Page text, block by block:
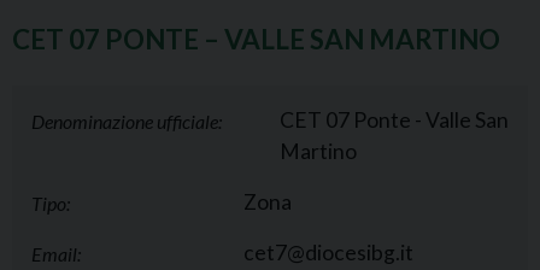
CET 07 PONTE – VALLE SAN MARTINO
Denominazione ufficiale:
CET 07 Ponte - Valle San
Martino
Tipo: Zona
Email: cet7@diocesibg.it